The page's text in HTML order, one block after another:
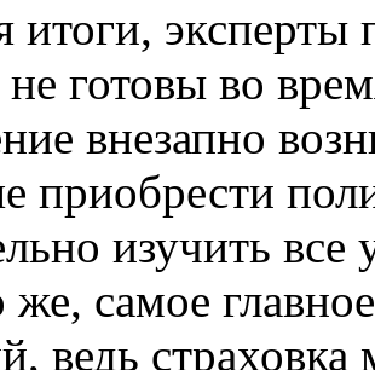
итоги,
готовы во
внезапно
приобрести
изучить
самое
ведь